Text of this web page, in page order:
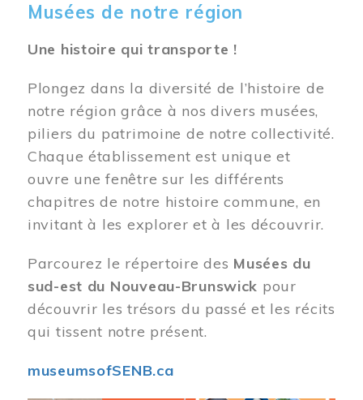
Musées de notre région
Une histoire qui transporte !
Plongez dans la diversité de l’histoire de
notre région grâce à nos divers musées,
piliers du patrimoine de notre collectivité.
Chaque établissement est unique et
ouvre une fenêtre sur les différents
chapitres de notre histoire commune, en
invitant à les explorer et à les découvrir.
Parcourez le répertoire des Musées du
sud-est du Nouveau-Brunswick pour
découvrir les trésors du passé et les récits
qui tissent notre présent.
museumsofSENB.ca